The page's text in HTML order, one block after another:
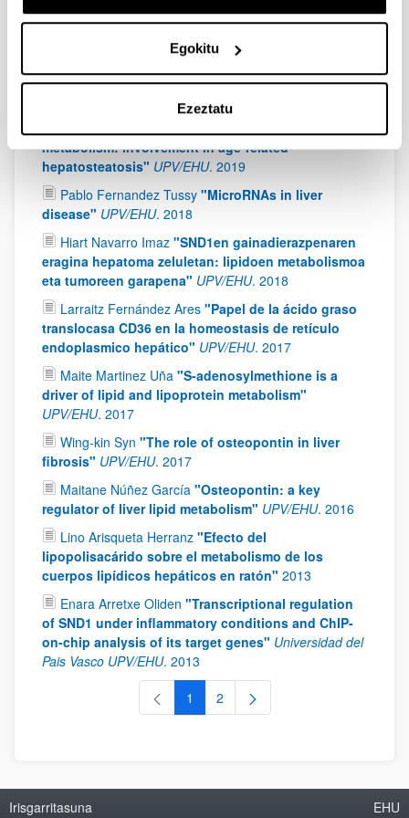
Egokitu
Ezeztatu
factors E2F1 and E2F2 in the development of
Jorge Simón Espinosa
"Targeting metabolism for
resolving non-alcoholic steatohepatitis" UPV/EHU.
metabolism: involvement in age-related
hepatosteatosis" UPV/EHU. 2019
Pablo Fernandez Tussy "MicroRNAs in liver
disease" UPV/EHU. 2018
Hiart Navarro Imaz "SND1en gainadierazpenaren
eragina hepatoma zeluletan: lipidoen metabolismoa
eta tumoreen garapena" UPV/EHU. 2018
Larraitz Fernández Ares "Papel de la ácido graso
translocasa CD36 en la homeostasis de retículo
endoplasmico hepático" UPV/EHU. 2017
Maite Martinez Uña "S-adenosylmethione is a
driver of lipid and lipoprotein metabolism"
UPV/EHU. 2017
Wing-kin Syn "The role of osteopontin in liver
fibrosis" UPV/EHU. 2017
Maitane Núñez García "Osteopontin: a key
regulator of liver lipid metabolism" UPV/EHU. 2016
Lino Arisqueta Herranz "Efecto del
lipopolisacárido sobre el metabolismo de los
cuerpos lipídicos hepáticos en ratón" 2013
Enara Arretxe Oliden "Transcriptional regulation
of SND1 under inflammatory conditions and ChIP-
on-chip analysis of its target genes" Universidad del
Pais Vasco UPV/EHU. 2013
Orrialdea
1 Orrialdea
2
Irisgarritasuna EHU